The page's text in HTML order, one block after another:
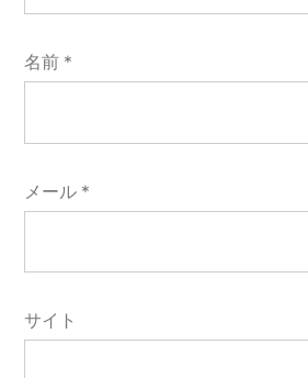
名前 *
メール *
サイト